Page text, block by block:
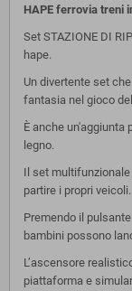
HAPE ferrovia treni
Set STAZIONE DI
hape.
Un divertente set
fantasia nel gioco
È anche un'aggiunta
legno.
Il set
partire i propri veicoli.
Premendo il
bambini possono
L’ascensore
piattaforma e